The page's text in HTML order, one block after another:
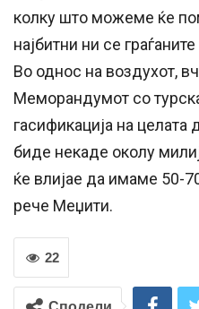
колку што можеме ќе
најбитни ни се
Во однос на воздухот,
Меморандумот со
гасификација на целата
биде некаде околу
ќе влијае да имаме 50-
рече Меџити.
22